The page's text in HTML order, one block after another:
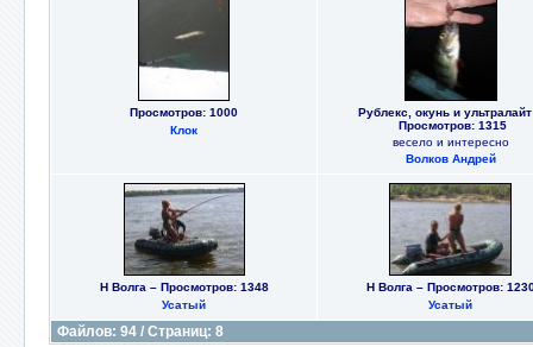
Просмотров: 1000
Клок
Рублекс, окунь и
Просмотров: 1315
весело и интересно
Волков Андрей
Н Волга – Просмотров: 1348
Усатый
Н Волга – Просмотров:
Усатый
Файлов: 94 / Страниц: 8